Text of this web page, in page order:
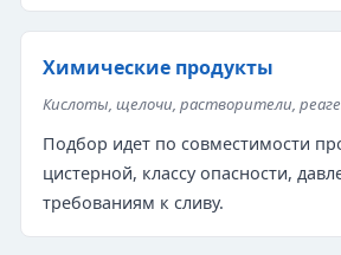
Химические продукты
Кислоты, щелочи, растворители,
Подбор идет по совместимости
цистерной, классу опасности,
требованиям к сливу.